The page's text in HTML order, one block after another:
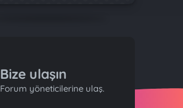
Bize ulaşın
Forum yöneticilerine ulaş.